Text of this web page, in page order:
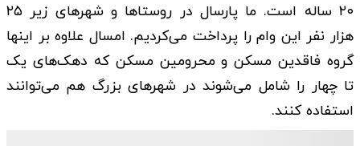
۲۰ ساله است. ما پارسال در روستاها و شهرهای زیر ۲۵
هزار نفر این وام را پرداخت می‌کردیم. امسال علاوه بر اینها
گروه فاقدین مسکن و محرومین مسکن که دهک‌های یک
تا چهار را شامل می‌شوند در شهرهای بزرگ هم می‌توانند
استفاده کنند.